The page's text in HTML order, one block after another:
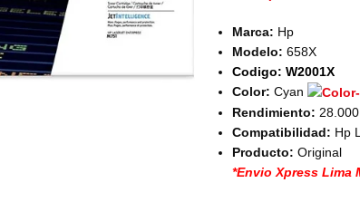
Marca: Hp
Modelo: 658X
Codigo:W2001X
Color:Cyan
Rendimiento:
Compatibilidad: Hp
Producto: Original
*Envio Xpress Lima